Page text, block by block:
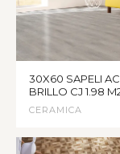
30X60 SAPELI
BRILLO CJ 1.98
CERAMICA